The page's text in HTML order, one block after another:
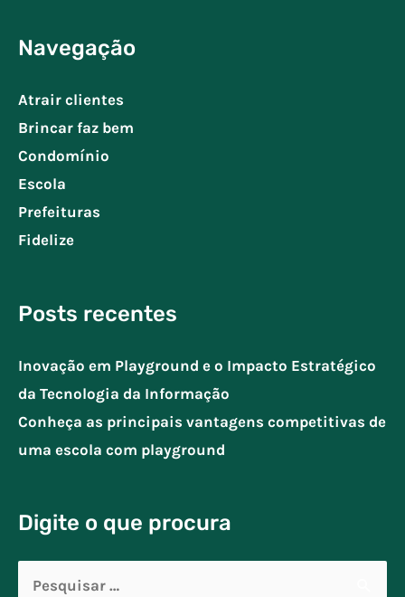
Navegação
Atrair clientes
Brincar faz bem
Condomínio
Escola
Prefeituras
Fidelize
Posts recentes
Inovação em Playground e o Impacto Estratégico
da Tecnologia da Informação
Conheça as principais vantagens competitivas de
uma escola com playground
Digite o que procura